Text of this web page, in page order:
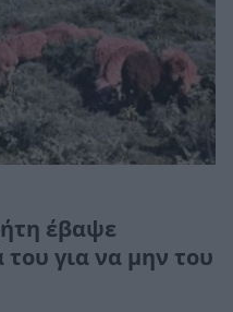
έβαψε
για να μην του